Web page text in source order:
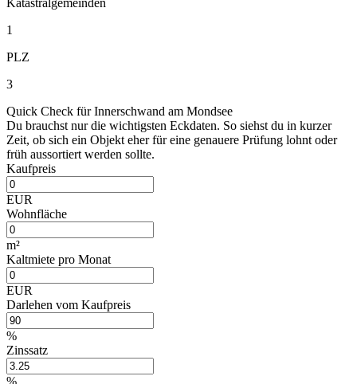
1
PLZ
3
Quick Check für Innerschwand am Mondsee
Du brauchst nur die wichtigsten Eckdaten. So siehst du in kurzer
Zeit, ob sich ein Objekt eher für eine genauere Prüfung lohnt oder
früh aussortiert werden sollte.
Kaufpreis
EUR
Wohnfläche
m²
Kaltmiete pro Monat
EUR
Darlehen vom Kaufpreis
%
Zinssatz
%